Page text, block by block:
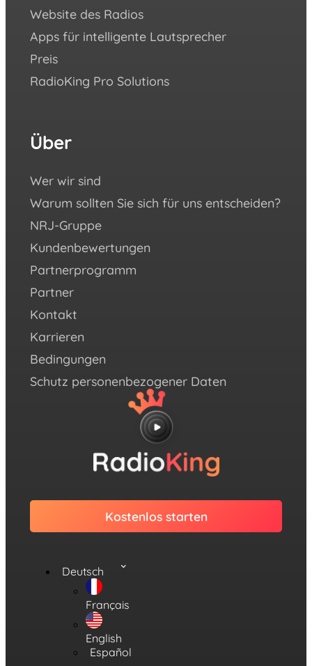
Website des Radios
Apps für intelligente Lautsprecher
Preis
RadioKing Pro Solutions
Über
Wer wir sind
Warum sollten Sie sich für uns entscheiden?
NRJ-Gruppe
Kundenbewertungen
Partnerprogramm
Partner
Kontakt
Karrieren
Bedingungen
Schutz personenbezogener Daten
Kostenlos starten
Deutsch
Français
English
Español